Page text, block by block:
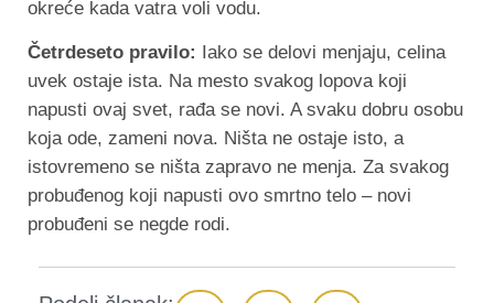
okreće kada vatra voli vodu.
Četrdeseto pravilo:
Iako se delovi menjaju, celina
uvek ostaje ista. Na mesto svakog lopova koji
napusti ovaj svet, rađa se novi. A svaku dobru osobu
koja ode, zameni nova. Ništa ne ostaje isto, a
istovremeno se ništa zapravo ne menja. Za svakog
probuđenog koji napusti ovo smrtno telo – novi
probuđeni se negde rodi.